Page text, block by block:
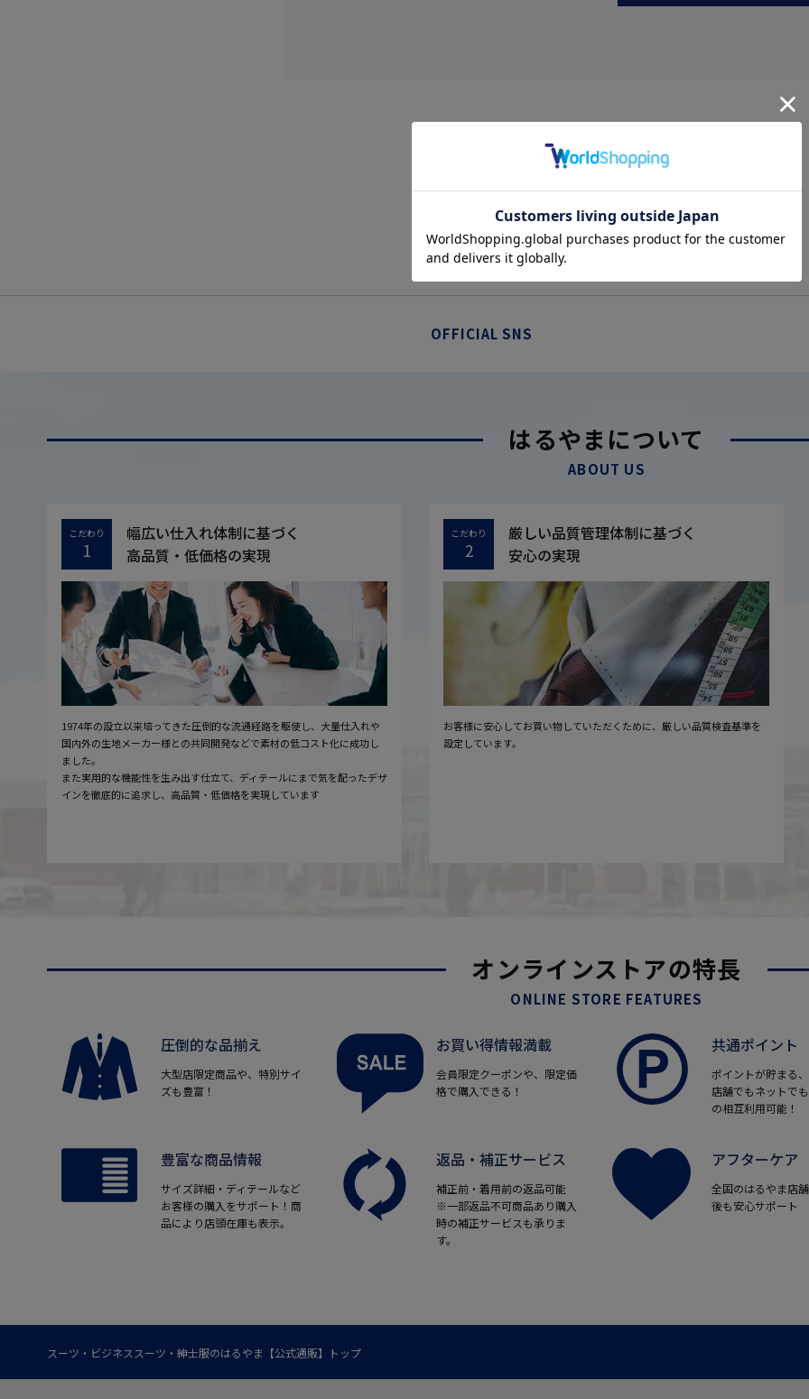
OFFICIAL SNS
はるやまについて
ABOUT US
こだわり
1
幅広い仕入れ体制に基づく
高品質・低価格の実現
1974年の設立以来培ってきた圧倒的な流通経路を駆使し、大量仕入れや
国内外の生地メーカー様との共同開発などで素材の低コスト化に成功し
ました。
また実用的な機能性を生み出す仕立て、ディテールにまで気を配ったデザ
インを徹底的に追求し、高品質・低価格を実現しています
こだわり
2
厳しい品質管理体制に基づく
安心の実現
お客様に安心してお買い物していただくために、厳しい品質検査基準を
設定しています。
オンラインストアの特長
ONLINE STORE FEATURES
圧倒的な品揃え
大型店限定商品や、特別サイ
ズも豊富！
お買い得情報満載
会員限定クーポンや、限定価
格で購入できる！
共通ポイント
ポイントが貯まる
店舗でもネットで
の相互利用可能！
豊富な商品情報
サイズ詳細・ディテールなど
お客様の購入をサポート！商
品により店頭在庫も表示。
返品・補正サービス
補正前・着用前の返品可能
※一部返品不可商品あり購入
時の補正サービスも承りま
す。
アフターケア
全国のはるやま店
後も安心サポート
スーツ・ビジネススーツ・紳士服のはるやま【公式通販】トップ